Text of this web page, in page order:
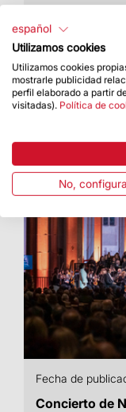
Adviento en la
Fecha de
Concierto de
español
Utilizamos cookies
Utilizamos cookies
mostrarle publicidad
perfil elaborado a partir
visitadas). Política de
No, configura